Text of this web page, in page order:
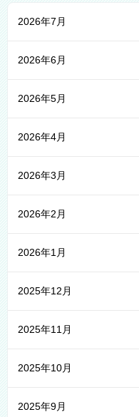
2026年7月
2026年6月
2026年5月
2026年4月
2026年3月
2026年2月
2026年1月
2025年12月
2025年11月
2025年10月
2025年9月